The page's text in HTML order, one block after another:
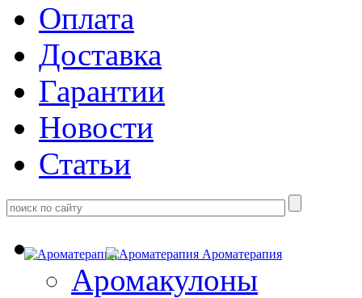
Оплата
Доставка
Гарантии
Новости
Статьи
Ароматерапия
Аромакулоны